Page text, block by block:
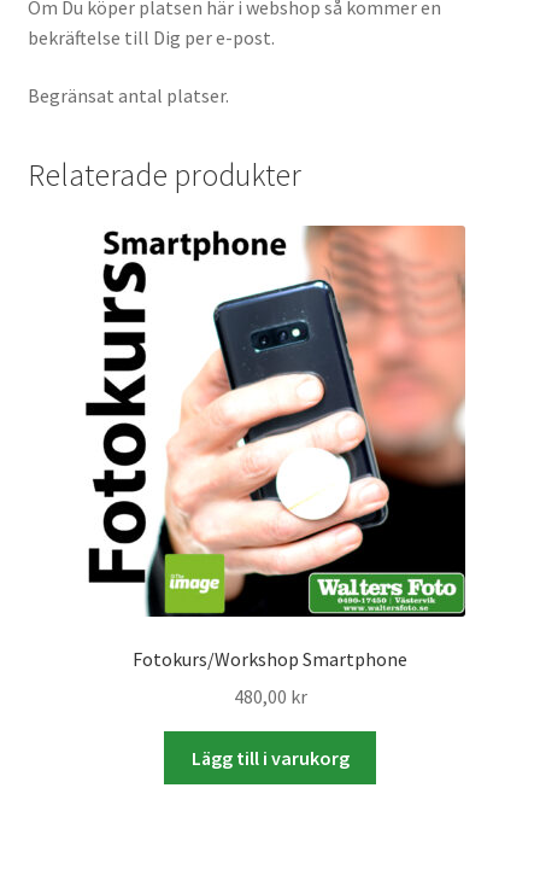
Skrivare & Tillbehör
Skanner
Bildtjänster
Framkallning – Digitalt
Framkallning – Analogt
Studentplakat
Canvasbilder
Om Du köper platsen här i webshop så kommer en
bekräftelse till Dig per e-post.
Begränsat antal platser.
Relaterade produkter
Fotokurs/Workshop Smartphone
480,00 kr
Lägg till i varukorg